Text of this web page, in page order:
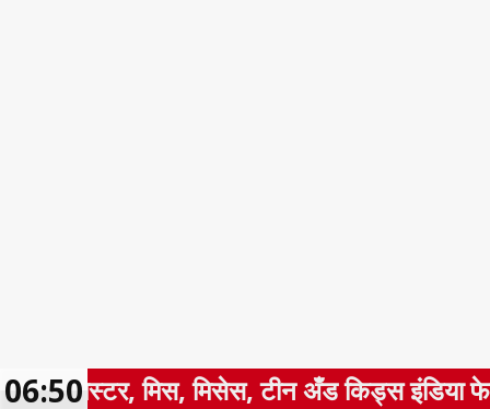
‘मिस्टर, मिस, मिसेस, टीन अँड किड्स इंडिया फेस
06:50